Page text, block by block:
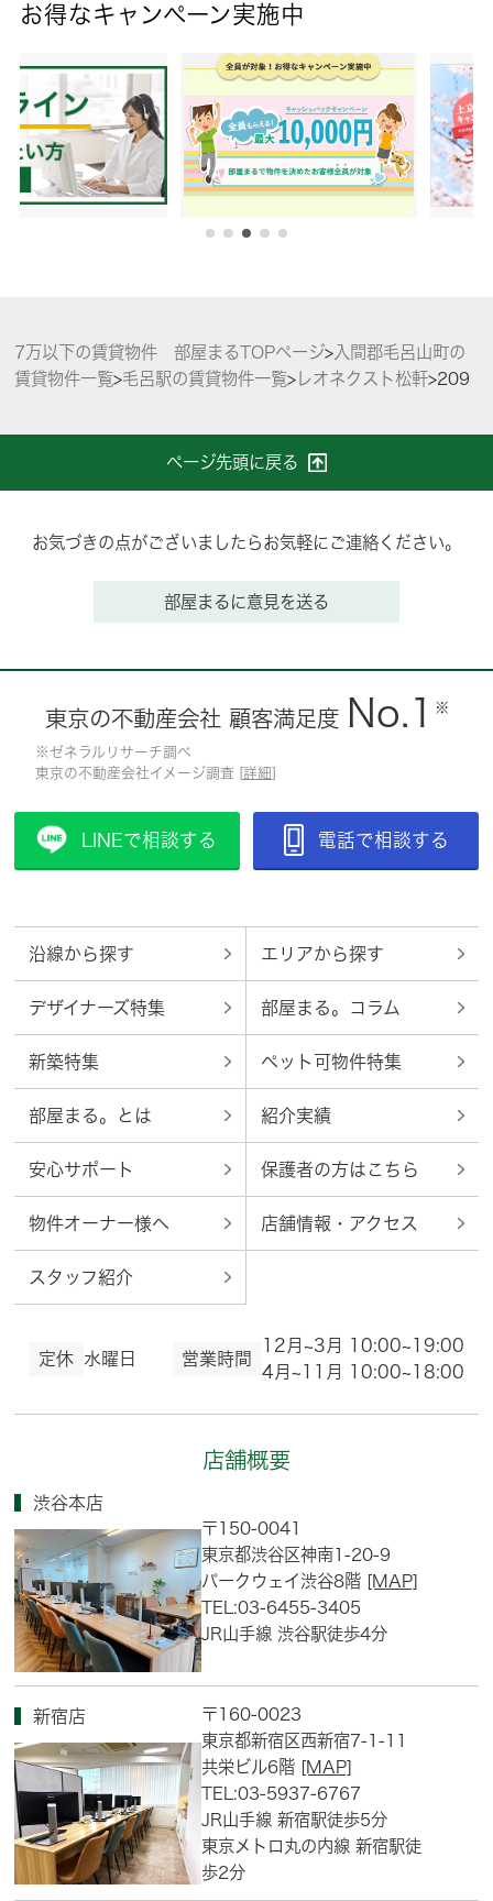
お得なキャンペーン実施中
7万以下の賃貸物件 部屋まるTOPページ>入間郡毛呂山町の
賃貸物件一覧>毛呂駅の賃貸物件一覧>レオネクスト松軒>209
ページ先頭に戻る
お気づきの点がございましたらお気軽にご連絡ください。
部屋まるに意見を送る
東京の不動産会社 顧客満足度 No.1 ※
※ゼネラルリサーチ調べ
東京の不動産会社イメージ調査 [詳細]
LINEで相談する 電話で相談する
沿線から探す エリアから探す
デザイナーズ特集 部屋まる。コラム
新築特集 ペット可物件特集
部屋まる。とは 紹介実績
安心サポート 保護者の方はこちら
物件オーナー様へ 店舗情報・アクセス
スタッフ紹介
定休 水曜日 営業時間
12月~3月 10:00~19:00
4月~11月 10:00~18:00
店舗概要
渋谷本店
〒150-0041
東京都渋谷区神南1-20-9
パークウェイ渋谷8階 [MAP]
TEL:03-6455-3405
JR山手線 渋谷駅徒歩4分
新宿店
〒160-0023
東京都新宿区西新宿7-1-11
共栄ビル6階 [MAP]
TEL:03-5937-6767
JR山手線 新宿駅徒歩5分
東京メトロ丸の内線 新宿駅徒
歩2分